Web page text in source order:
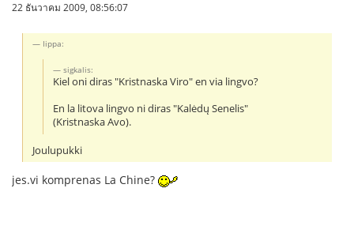
22 ธันวาคม 2009, 08:56:07
Iippa:
sigkalis:
Kiel oni diras "Kristnaska Viro" en via lingvo?
En la litova lingvo ni diras "Kalėdų Senelis"
(Kristnaska Avo).
Joulupukki
jes.vi komprenas La Chine?